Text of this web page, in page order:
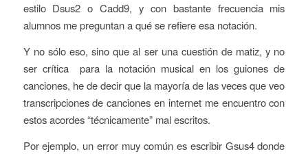
estilo Dsus2 o Cadd9, y con bastante frecuencia mis
alumnos me preguntan a qué se refiere esa notación.
Y no sólo eso, sino que al ser una cuestión de matiz, y no
ser crítica para la notación musical en los guiones de
canciones, he de decir que la mayoría de las veces que veo
transcripciones de canciones en internet me encuentro con
estos acordes “técnicamente” mal escritos.
Por ejemplo, un error muy común es escribir Gsus4 donde